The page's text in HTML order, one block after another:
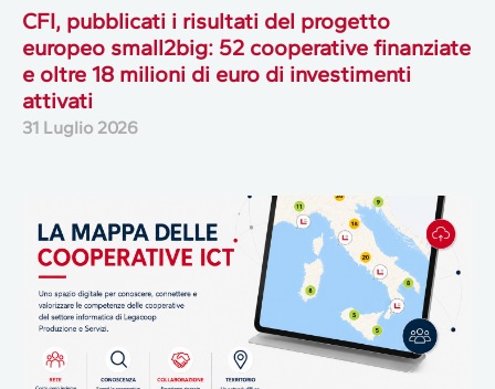
CFI, pubblicati i risultati del progetto
europeo small2big: 52 cooperative finanziate
e oltre 18 milioni di euro di investimenti
attivati
31 Luglio 2026